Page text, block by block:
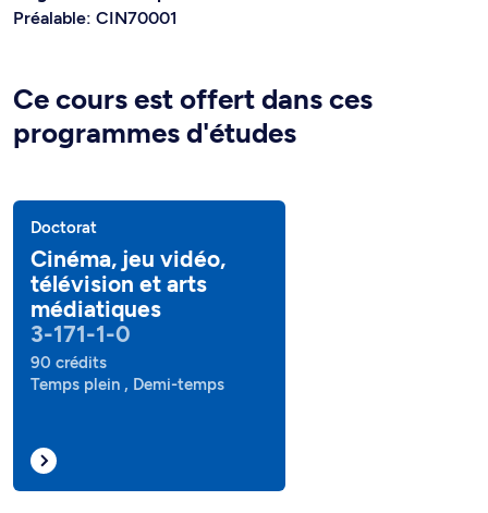
Préalable: CIN70001
Ce cours est offert dans ces
programmes d'études
Doctorat
Cinéma, jeu vidéo,
télévision et arts
médiatiques
3-171-1-0
90 crédits
Temps plein , Demi-temps